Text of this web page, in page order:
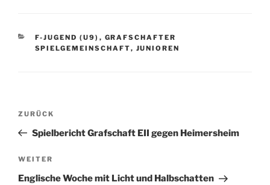
KATEGORIEN
F-JUGEND (U9) , GRAFSCHAFTER
SPIELGEMEINSCHAFT, JUNIOREN
Beitragsnavigation
Vorheriger
Beitrag
ZURÜCK
Spielbericht Grafschaft EII gegen Heimersheim
Nächster
Beitrag
WEITER
Englische Woche mit Licht und Halbschatten